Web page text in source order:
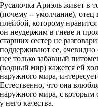
Русалочка Ариэль живет в
(почему -- умолчание), отец
плейбой, которому
он неудержим в гневе и
старших сестер не
поддерживают ее, очевидно
нее только забавный
(водный мир) кажется ей
наружного мира,
Естественно, что она
наружного мира, с которым
у него качества.